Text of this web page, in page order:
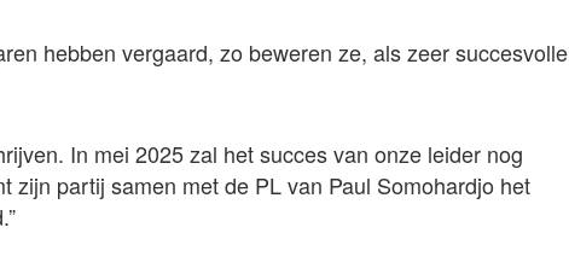
hebben vergaard, zo beweren ze, als zeer succesvolle
In mei 2025 zal het succes van onze leider nog
zijn partij samen met de PL van Paul Somohardjo het